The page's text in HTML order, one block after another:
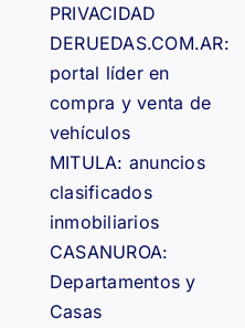
PRIVACIDAD
DERUEDAS.COM.AR:
portal líder en
compra y venta de
vehículos
MITULA: anuncios
clasificados
inmobiliarios
CASANUROA:
Departamentos y
Casas